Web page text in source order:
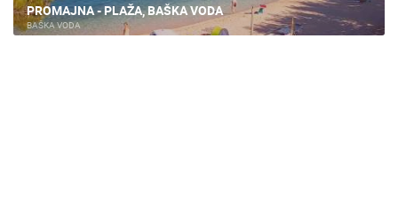
PROMAJNA - PLAŽA, BAŠKA VODA
BAŠKA VODA